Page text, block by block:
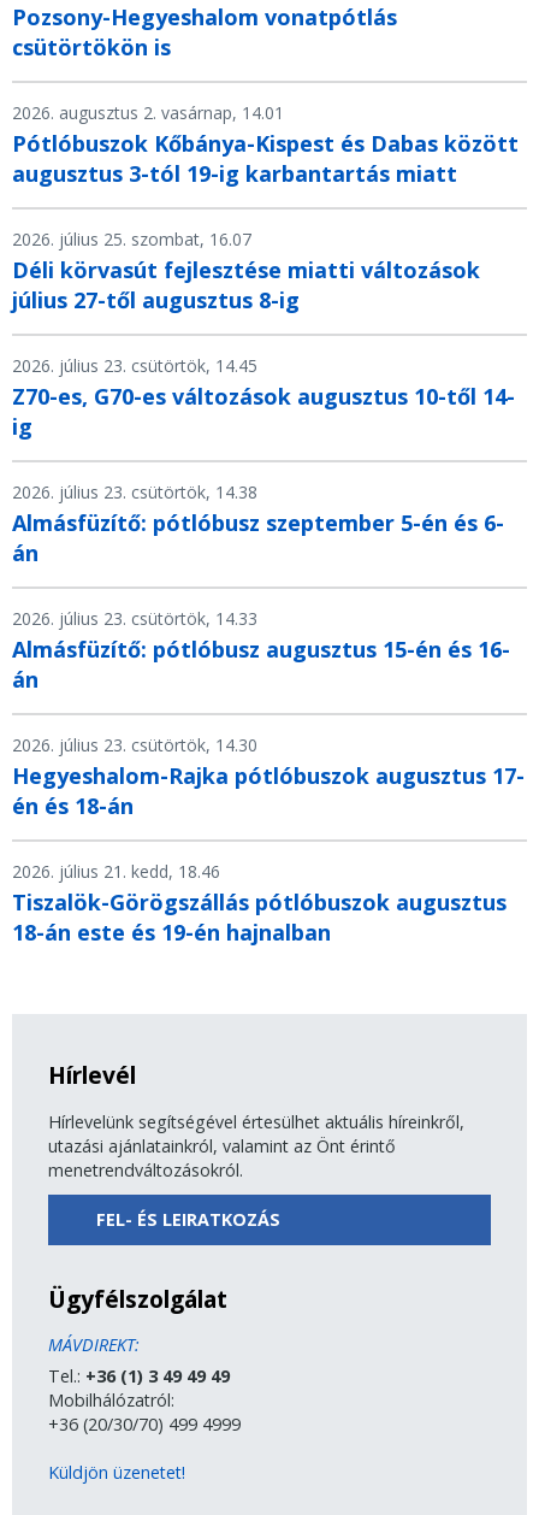
Pozsony-Hegyeshalom vonatpótlás
csütörtökön is
2026. augusztus 2. vasárnap, 14.01
Pótlóbuszok Kőbánya-Kispest és Dabas között
augusztus 3-tól 19-ig karbantartás miatt
2026. július 25. szombat, 16.07
Déli körvasút fejlesztése miatti változások
július 27-től augusztus 8-ig
2026. július 23. csütörtök, 14.45
Z70-es, G70-es változások augusztus 10-től 14-
ig
2026. július 23. csütörtök, 14.38
Almásfüzítő: pótlóbusz szeptember 5-én és 6-
án
2026. július 23. csütörtök, 14.33
Almásfüzítő: pótlóbusz augusztus 15-én és 16-
án
2026. július 23. csütörtök, 14.30
Hegyeshalom-Rajka pótlóbuszok augusztus 17-
én és 18-án
2026. július 21. kedd, 18.46
Tiszalök-Görögszállás pótlóbuszok augusztus
18-án este és 19-én hajnalban
Hírlevél
Hírlevelünk segítségével értesülhet aktuális híreinkről,
utazási ajánlatainkról, valamint az Önt érintő
menetrendváltozásokról.
FEL- ÉS LEIRATKOZÁS
Ügyfélszolgálat
MÁVDIREKT:
Tel.: +36 (1) 3 49 49 49
Mobilhálózatról:
+36 (20/30/70) 499 4999
Küldjön üzenetet!